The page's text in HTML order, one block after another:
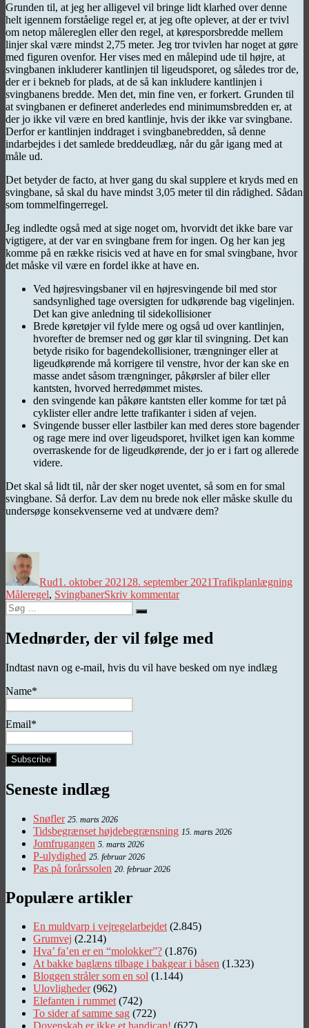
Grunden til, at jeg her alligevel vil bringe lidt klarhed over denne
helt igennem forståelige regel er, at jeg ofte oplever, at der er tvivl
om netop målereglen eller den regel, at køresporsbredde mellem
linjer skal være mindst 2,75 meter. Jeg tror tvivlen har noget at gøre
med figuren ovenfor. Her vises med en målepind ude til højre, at
svingbanen inkluderer kantlinjen til ligeudsporet, og således tror de,
der er i bekneb for plads, at de så kan inkludere kantlinjen i
svingbanens bredde. Men det, min fine ven, er forkert. Grunden til
at svingbanen er defineret anderledes end minimumsbredden er, at
der jo ikke vil være en bred kantlinje, hvis der ikke var svingbane.
Derfor er kantlinjen inddraget i svingbanebredden, så denne
indarbejdes i det samlede breddeudlæg, når du går igang med at
måle ud.
Det betyder de facto, at hver gang du skal supplere et kryds med en
svingbane, så skal du have mindst 3,05 meter til din rådighed. Sådan
som tommelfingerregel.
Jeg indledte også med at sige noget om, hvorvidt det ikke bare var
vigtigere, at der var en svingbane frem for ingen. Og her kan jeg
komme på en række risicis ved at have en for smal svingbane, hvor
det måske vil være en fordel ikke at have en.
Ved højresvingsbaner vil en højresvingende bil med stor
sandsynlighed tage oversigten for udkørende bag vigelinjen.
Det kan give anledning til sidekollisioner
Brede køretøjer vil fylde mere og også ud over kantlinjen,
hvorefter de bremser ned og gør klar til svingning. Det kan
betyde risiko for bagendekollisioner, trængninger eller at
ligeudkørende må korrigere til venstre, hvor der kan ske en
masse andet såsom trængninger, påkørsler af biler eller
kantsten, hvorved herredømmet mistes.
den svingende kan påkøre kantsten eller komme for tæt på
cyklister eller andre lette trafikanter i siden af vejen.
Svingende busser eller lastbiler kan med deres store bagender
og rage mere ind over ligeudsporet, hvilket igen kan komme
overraskende for de ligeudkørende, der jo er i fart og allerede
videre.
Det skal så lidt til, når der sker noget uventet, så som en for smal
svingbane. Så derfor. Lav dem nu brede nok eller måske skulle du
undersøge konsekvenserne ved at undvære dem?
Rud1. oktober 2021 28. september 2021Trafikplanlægning
Måleregel, SvingbanerSkriv kommentartil
Søg
efter:
Søg
Mednørder, der vil følge med
Indtast navn og e-mail, hvis du vil have besked om nye indlæg
Name*
Email*
Seneste indlæg
Snøfler 25. marts 2026
Tidsbegrænset højdebegrænsning 15. marts 2026
Jomfrugangen 5. marts 2026
P-ulydighed 25. februar 2026
Pas på forårssolen 20. februar 2026
Populære artikler
En muldvarp i vejregelarbejdet (2.845)
Grumvej (2.214)
Hva’ fa’en er en “molokker”? (1.876)
At bakke baglæns tilbage i bakgear i båsen (1.323)
Bloggen stråler som en sol (1.144)
Ulovligheder (962)
Elefanten i rummet (742)
To sider af samme sag (722)